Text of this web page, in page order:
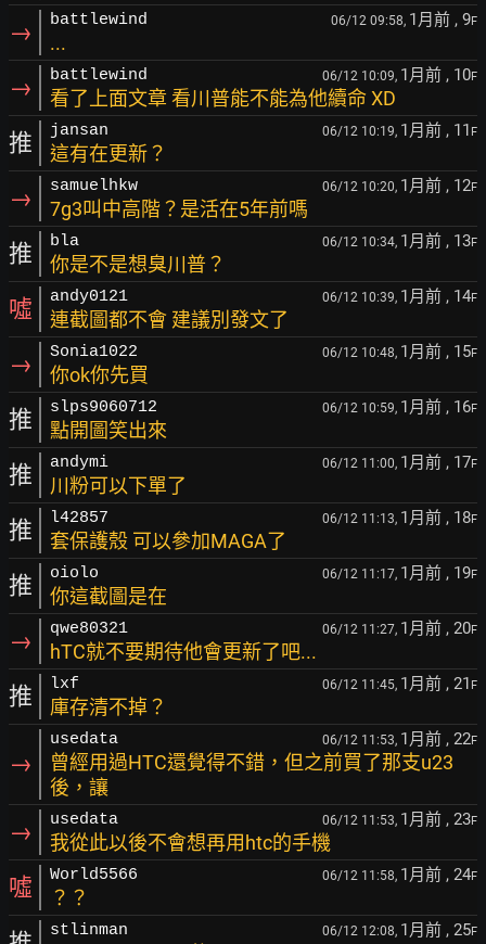
→ battlewind 06/12 09:58, 1月前 , 9F
...
→ battlewind 06/12 10:09, 1月前 , 10F
看了上面文章 看川普能不能為他續命 XD
推 jansan 06/12 10:19, 1月前 , 11 F
這有在更新？
→ samuelhkw 06/12 10:20, 1月前 , 12F
7g3叫中高階？是活在5年前嗎
推 bla 06/12 10:34, 1月前 , 13F
你是不是想臭川普？
噓 andy0121 06/12 10:39, 1月前 , 14F
連截圖都不會 建議別發文了
→ Sonia1022 06/12 10:48, 1月前 , 15F
你ok你先買
推 slps9060712 06/12 10:59, 1月前 , 16F
點開圖笑出來
推 andymi 06/12 11:00, 1月前 , 17F
川粉可以下單了
推 l42857 06/12 11:13, 1月前 , 18F
套保護殼 可以參加MAGA了
推 oiolo 06/12 11:17, 1月前 , 19F
你這截圖是在
→ qwe80321 06/12 11:27, 1月前 , 20F
hTC就不要期待他會更新了吧...
推 lxf 06/12 11:45, 1月前 , 21 F
庫存清不掉？
→
usedata 06/12 11:53, 1月前 , 22F
曾經用過HTC還覺得不錯，但之前買了那支u23
後，讓
→ usedata 06/12 11:53, 1月前 , 23F
我從此以後不會想再用htc的手機
噓 World5566 06/12 11:58, 1月前 , 24F
？？
stlinman 06/12 12:08, 1月前 , 25F